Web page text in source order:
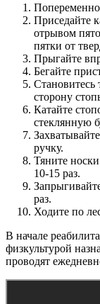
Попеременно
Приседайте
отрывом
пятки от
Прыгайте
Бегайте
сторону
Катайте
стеклянную
ручку.
Тяните
10-15 раз.
раз.
Ходите по
В начале
физкультурой
проводят